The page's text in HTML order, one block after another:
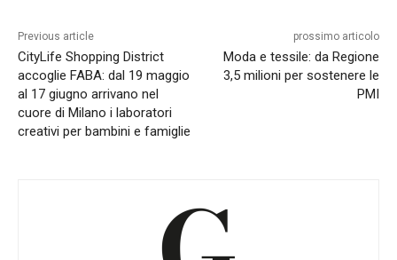
Previous article
CityLife Shopping District
accoglie FABA: dal 19 maggio
al 17 giugno arrivano nel
cuore di Milano i laboratori
creativi per bambini e famiglie
prossimo articolo
Moda e tessile: da Regione
3,5 milioni per sostenere le
PMI